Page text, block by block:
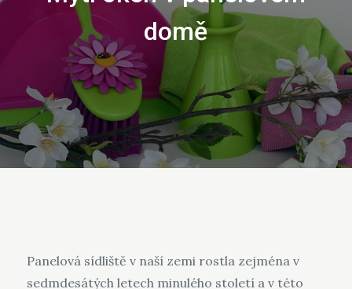
domě
Panelová sídliště v naší zemi rostla zejména v
sedmdesátých letech minulého století a v této